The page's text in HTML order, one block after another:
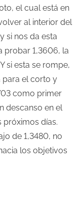
el cual está en
al interior del
si nos da esta
probar 1,3606, la
si esta se rompe,
para el corto y
como primer
descanso en el
próximos días.
de 1,3480, no
los objetivos